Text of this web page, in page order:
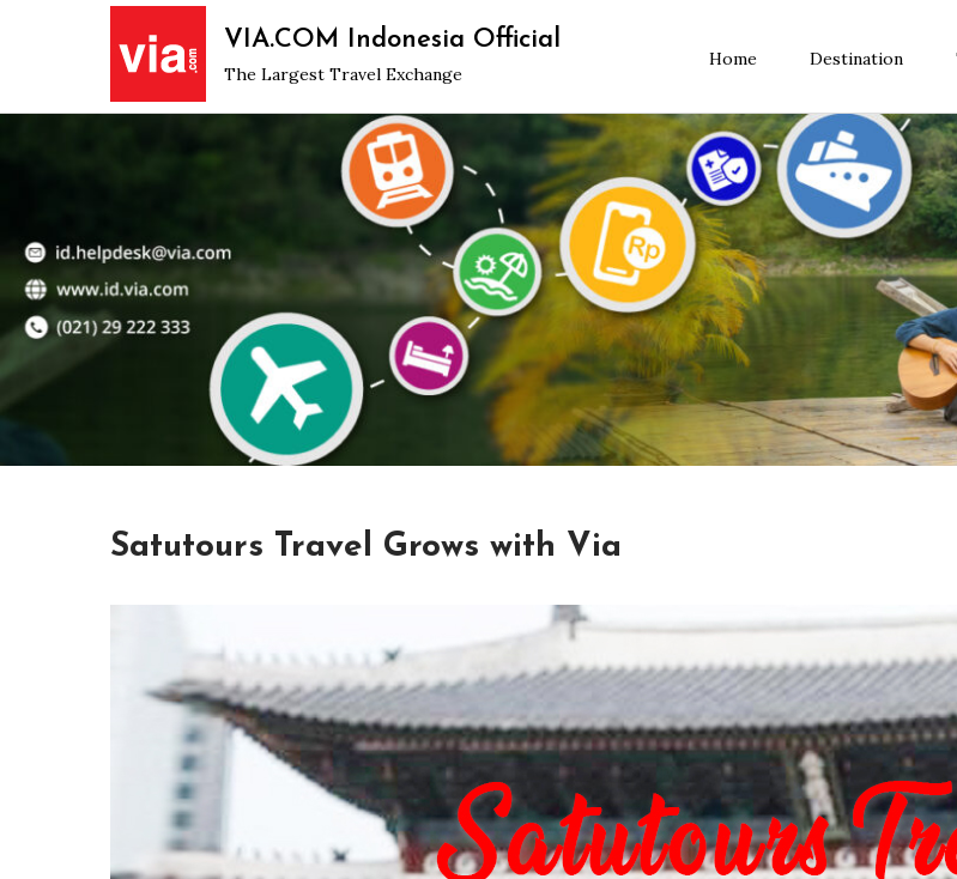
VIA.COM Indonesia Official
The Largest Travel Exchange
Home Destination
Satutours Travel Grows with Via